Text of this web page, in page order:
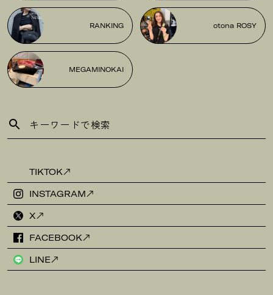
RANKING otona ROSY
MEGAMINOKAI
TIKTOK
INSTAGRAM
X
FACEBOOK
LINE